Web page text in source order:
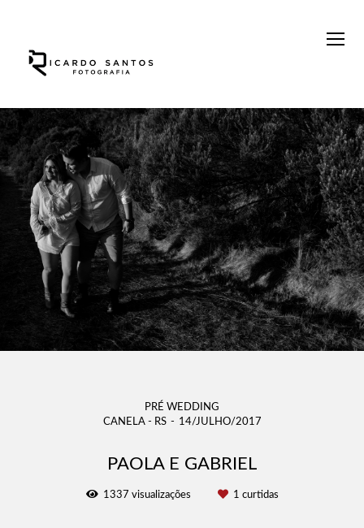
PRÉ WEDDING
CANELA - RS
14/JULHO/2017
PAOLA E GABRIEL
1337 visualizações 1 curtidas